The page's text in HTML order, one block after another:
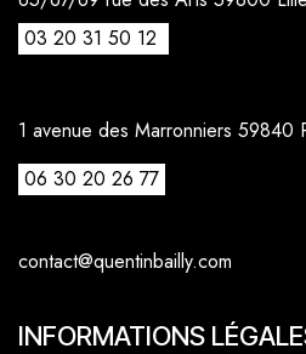
03 20 31 50 12
1 avenue des Marronniers 59840
06 30 20 26 77
contact@quentinbailly.com
INFORMATIONS